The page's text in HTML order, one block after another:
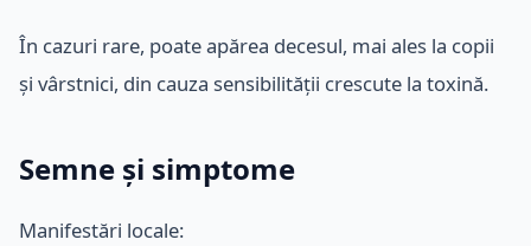
În cazuri rare, poate apărea decesul, mai ales la copii
și vârstnici, din cauza sensibilității crescute la toxină.
Semne și simptome
Manifestări locale: